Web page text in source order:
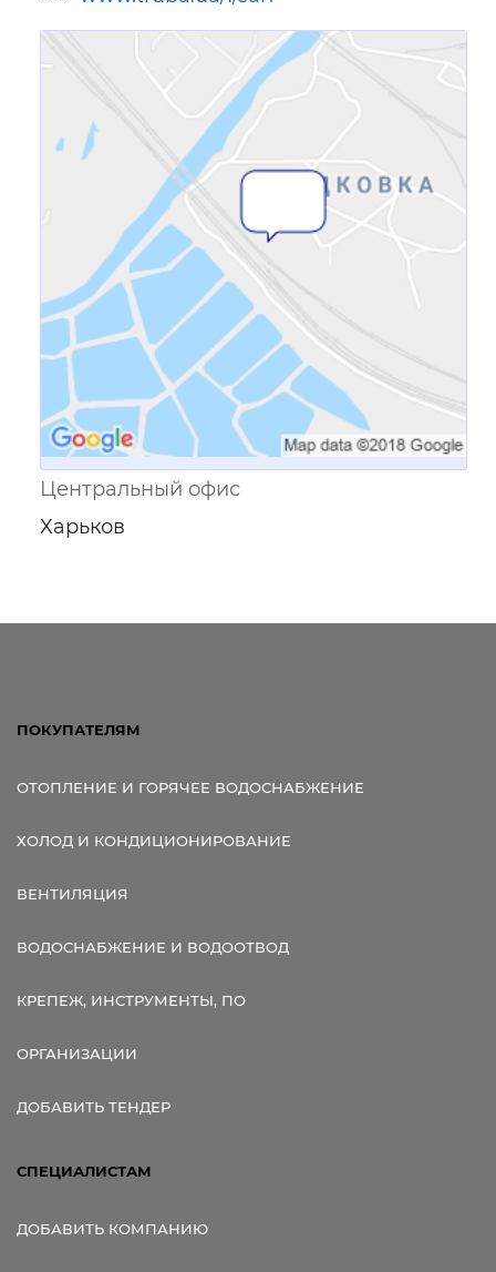
Ссылка для мобильных устройств
Центральный офис
Харьков
ПОКУПАТЕЛЯМ
ОТОПЛЕНИЕ И ГОРЯЧЕЕ ВОДОСНАБЖЕНИЕ
ХОЛОД И КОНДИЦИОНИРОВАНИЕ
ВЕНТИЛЯЦИЯ
ВОДОСНАБЖЕНИЕ И ВОДООТВОД
КРЕПЕЖ, ИНСТРУМЕНТЫ, ПО
ОРГАНИЗАЦИИ
ДОБАВИТЬ ТЕНДЕР
СПЕЦИАЛИСТАМ
ДОБАВИТЬ КОМПАНИЮ